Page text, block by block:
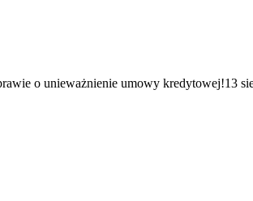
o unieważnienie umowy kredytowej!13